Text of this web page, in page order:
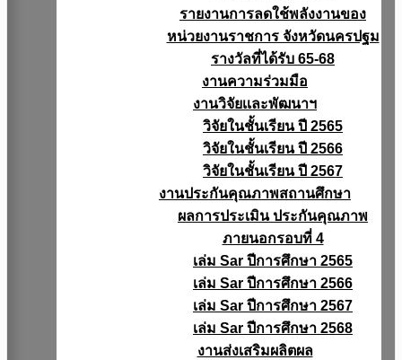
รายงานการลดใช้พลังงานของ
หน่วยงานราชการ จังหวัดนครปฐม
รางวัลที่ได้รับ 65-68
งานความร่วมมือ
งานวิจัยเเละพัฒนาฯ
วิจัยในชั้นเรียน ปี 2565
วิจัยในชั้นเรียน ปี 2566
วิจัยในชั้นเรียน ปี 2567
งานประกันคุณภาพสถานศึกษา
ผลการประเมิน ประกันคุณภาพ
ภายนอกรอบที่ 4
เล่ม Sar ปีการศึกษา 2565
เล่ม Sar ปีการศึกษา 2566
เล่ม Sar ปีการศึกษา 2567
เล่ม Sar ปีการศึกษา 2568
งานส่งเสริมผลิตผล